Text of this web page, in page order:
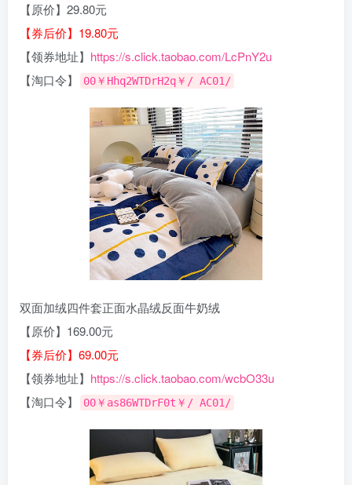
【原价】29.80元
【券后价】19.80元
【领券地址】 https://s.click.taobao.com/LcPnY2u
【淘口令】
00￥Hhq2WTDrH2q￥/ AC01/
双面加绒四件套正面水晶绒反面牛奶绒
【原价】169.00元
【券后价】69.00元
【领券地址】 https://s.click.taobao.com/wcbO33u
【淘口令】
00￥as86WTDrF0t￥/ AC01/